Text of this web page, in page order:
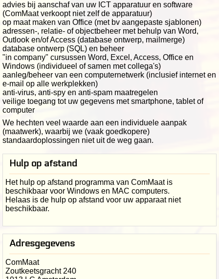
advies bij aanschaf van uw ICT apparatuur en software
(ComMaat verkoopt niet zelf de apparatuur)
op maat maken van Office (met bv aangepaste sjablonen)
adressen-, relatie- of objectbeheer met behulp van Word,
Outlook en/of Access (database ontwerp, mailmerge)
database ontwerp (SQL) en beheer
"in company" cursussen Word, Excel, Access, Office en
Windows (individueel of samen met collega's)
aanleg/beheer van een computernetwerk (inclusief internet en
e-mail op alle werkplekken)
anti-virus, anti-spy en anti-spam maatregelen
veilige toegang tot uw gegevens met smartphone, tablet of
computer
We hechten veel waarde aan een individuele aanpak
(maatwerk), waarbij we (vaak goedkopere)
standaardoplossingen niet uit de weg gaan.
Hulp op afstand
Het hulp op afstand programma van ComMaat is
beschikbaar voor Windows en MAC computers.
Helaas is de hulp op afstand voor uw apparaat niet
beschikbaar.
Adresgegevens
ComMaat
Zoutkeetsgracht 240